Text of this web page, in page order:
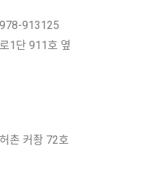
913125
1단 911호 옆
촌 커좡 72호